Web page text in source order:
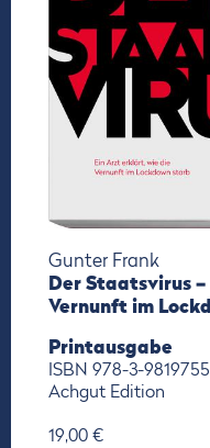
Gunter Frank
Der Staatsvirus
Vernunft im
Printausgabe
ISBN 978-3-
Achgut Edition
19,00 €